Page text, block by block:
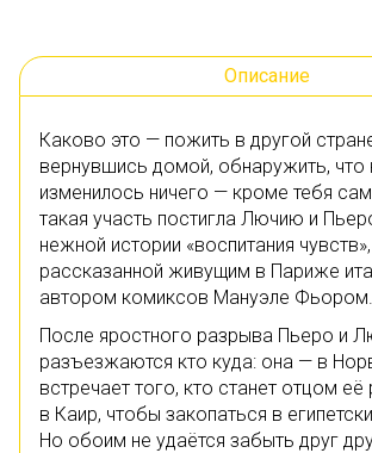
Описание
Каково это — пожить в другой
вернувшись домой, обнаружить, что
изменилось ничего — кроме тебя
такая участь постигла Лючию и
нежной истории «воспитания чувств»,
рассказанной живущим в Париже
автором комиксов Мануэле Фьором.
После яростного разрыва Пьеро и
разъезжаются кто куда: она — в
встречает того, кто станет отцом
в Каир, чтобы закопаться в
Но обоим не удаётся забыть друг